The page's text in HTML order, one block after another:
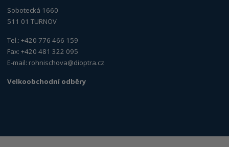
Sobotecká 1660
511 01 TURNOV
Tel.: +420 776 466 159
Fax: +420 481 322 095
E-mail: rohnischova@dioptra.cz
Velkoobchodní odběry